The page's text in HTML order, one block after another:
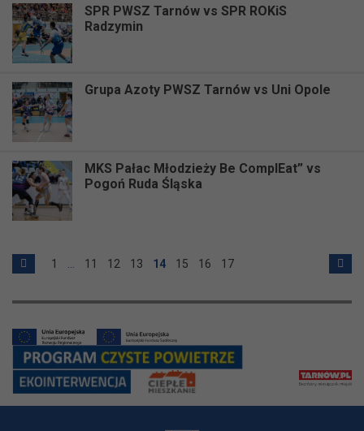
SPR PWSZ Tarnów vs SPR ROKiS
Radzymin
Grupa Azoty PWSZ Tarnów vs Uni Opole
MKS Pałac Młodzieży Be ComplEat” vs
Pogoń Ruda Śląska
1 11 12 13 14 15 16 17